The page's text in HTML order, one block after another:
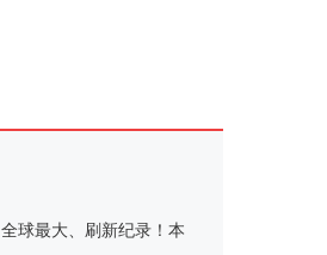
全球最大、刷新纪录！本